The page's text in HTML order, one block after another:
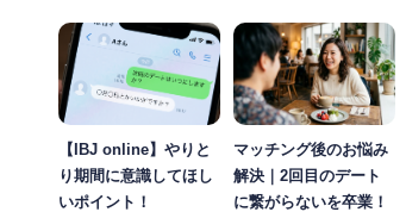
【IBJ online】やりと
り期間に意識してほし
いポイント！
マッチング後のお悩み
解決｜2回目のデート
に繋がらないを卒業！